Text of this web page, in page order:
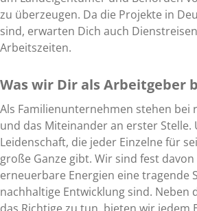
zu überzeugen. Da die Projekte in
sind, erwarten Dich auch
Arbeitszeiten.
Was wir Dir als Arbeitgeber
Als Familienunternehmen stehen bei
und das Miteinander an erster Stelle.
Leidenschaft, die jeder Einzelne für
große Ganze gibt. Wir sind fest
erneuerbare Energien eine tragende
nachhaltige Entwicklung sind. Neben